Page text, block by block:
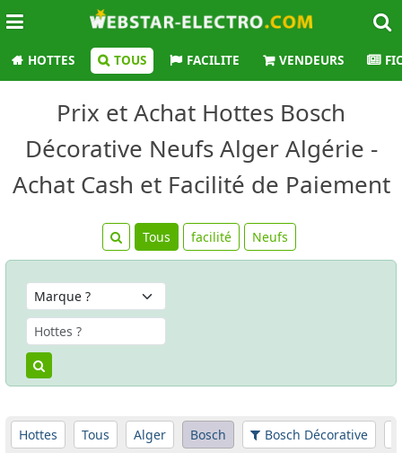
HOTTES TOUS FACILITE VENDEURS
Prix et Achat Hottes Bosch
Décorative Neufs Alger Algérie -
Achat Cash et Facilité de Paiement
Tous facilité Neufs
Hottes Tous Alger Bosch Bosch Décorative